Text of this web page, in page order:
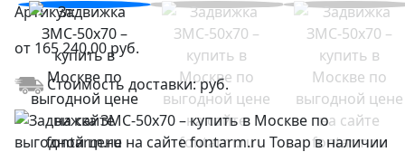
Артикул:
от 165 240,00руб.
Стоимость доставки:руб.